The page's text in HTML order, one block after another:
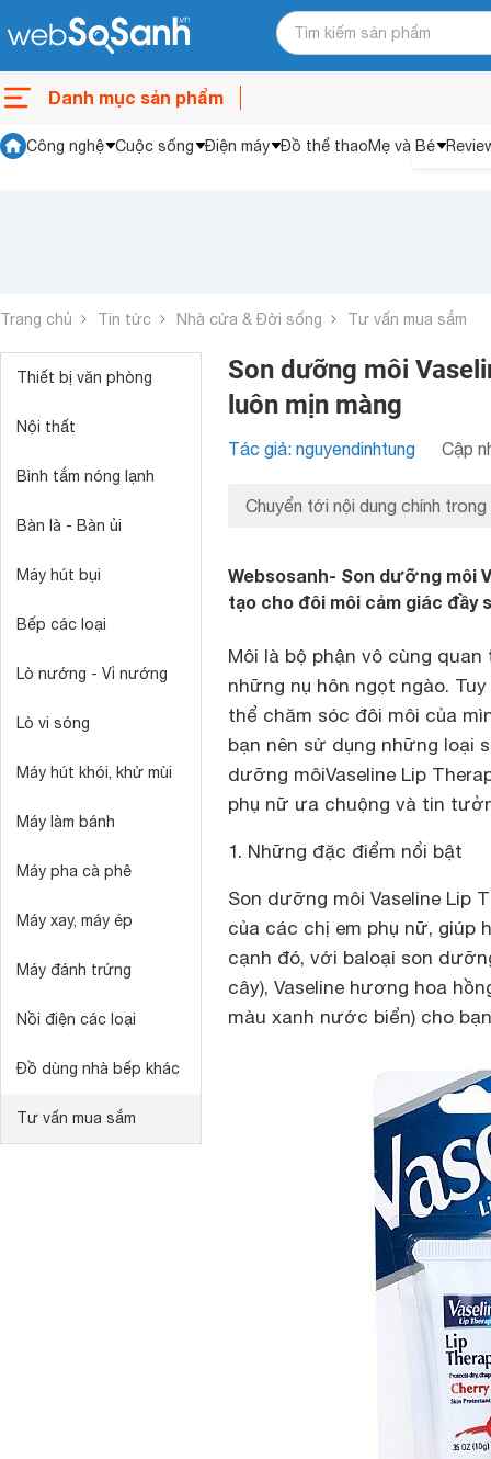
Danh mục sản phẩm
Công nghệ Cuộc sống Điện máy Đồ thể thaoMẹ và Bé
Trang chủ Tin tức Nhà cửa & Đời sống Tư vấn mua sắm
Thiết bị văn phòng
Nội thất
Bình tắm nóng lạnh
Bàn là - Bàn ủi
Máy hút bụi
Bếp các loại
Lò nướng - Vỉ nướng
Lò vi sóng
Máy hút khói, khử mùi
Máy làm bánh
Máy pha cà phê
Máy xay, máy ép
Máy đánh trứng
Nồi điện các loại
Đồ dùng nhà bếp khác
Tư vấn mua sắm
Son dưỡng môi
luôn mịn màng
Tác giả: nguyendinhtung Cập
Chuyển tới nội dung chính trong
Websosanh- Son dưỡng môi
tạo cho đôi môi cảm giác
Môi là bộ phận vô cùng
những nụ hôn ngọt ngào.
thể chăm sóc đôi môi của
bạn nên sử dụng những loại
dưỡng môiVaseline Lip
phụ nữ ưa chuộng và tin
1. Những đặc điểm nổi bật
Son dưỡng môi Vaseline Lip
của các chị em phụ nữ, giúp
cạnh đó, với baloại son
cây), Vaseline hương hoa
màu xanh nước biển) cho